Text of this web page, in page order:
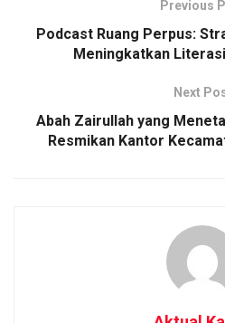
Previous
Podcast Ruang Perpus:
Meningkatkan
Next
Abah Zairullah yang
Resmikan Kantor